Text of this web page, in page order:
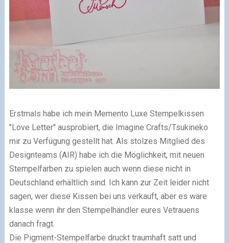
Erstmals habe ich mein Memento Luxe Stempelkissen
"Love Letter" ausprobiert, die Imagine Crafts/Tsukineko
mir zu Verfügung gestellt hat. Als stolzes Mitglied des
Designteams (AIR) habe ich die Möglichkeit, mit neuen
Stempelfarben zu spielen auch wenn diese nicht in
Deutschland erhältlich sind. Ich kann zur Zeit leider nicht
sagen, wer diese Kissen bei uns verkauft, aber es wäre
klasse wenn ihr den Stempelhändler eures Vetrauens
danach fragt.
Die Pigment-Stempelfarbe druckt traumhaft satt und